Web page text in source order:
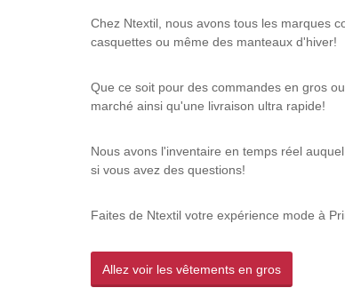
Chez Ntextil, nous avons tous les marques
casquettes ou même des manteaux d'hiver!
Que ce soit pour des commandes en gros
marché ainsi qu'une livraison ultra rapide!
Nous avons l'inventaire en temps réel
si vous avez des questions!
Faites de Ntextil votre expérience mode à
Allez voir les vêtements en gros